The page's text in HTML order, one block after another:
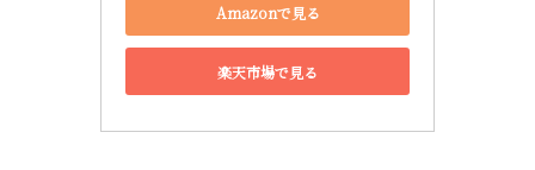
Amazonで見る
楽天市場で見る